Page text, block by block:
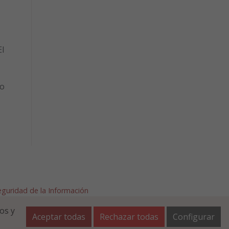
de la Información
y
Aceptar todas Rechazar todas Configurar